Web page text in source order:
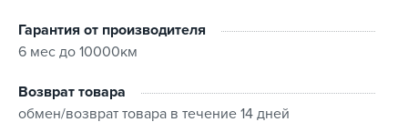
Гарантия от производителя
6 мес до 10000км
Возврат товара
обмен/возврат товара в течение 14 дней